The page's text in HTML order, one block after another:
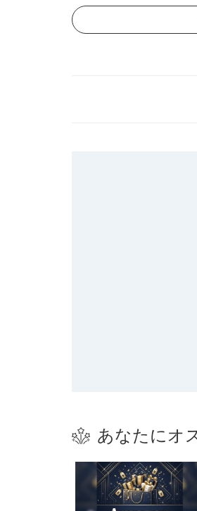
あなたにオ